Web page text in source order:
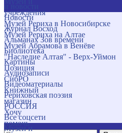
учреждения
Музей Рериха в Новосибирске
Музей Рериха на Алтае
Музей Абрамова в Венёве
"Наследие Алтая" - Верх-Уймон
Позиция
СибРО
Книжный
магазин
Хочу
помочь
Новости
Журнал Восход
Альманах Зов времени
Библиотека
Картины
Аудиозаписи
Видеоматериалы
Рериховская поэзия
РОССИЯ
Все соцсети
Музеи и